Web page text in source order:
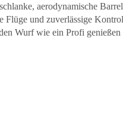
aerodynamische
und zuverlässige
Wurf wie ein Profi genießen